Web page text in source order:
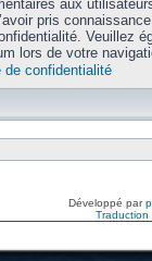
aux
pris
Veuillez
lors de votre
de confidentialité
Développé par
Traduction